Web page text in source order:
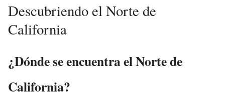
Descubriendo el Norte de
California
¿Dónde se encuentra el Norte de
California?